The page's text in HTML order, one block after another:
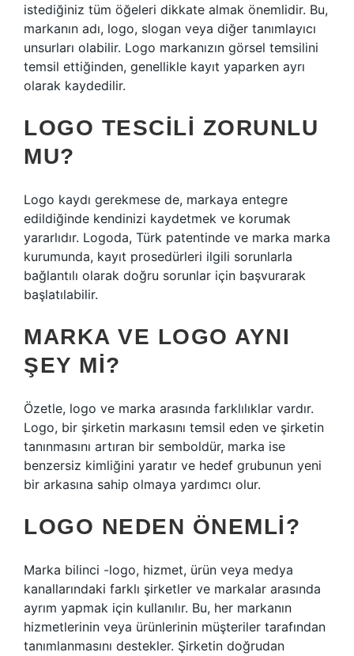
istediğiniz tüm öğeleri dikkate almak önemlidir. Bu,
markanın adı, logo, slogan veya diğer tanımlayıcı
unsurları olabilir. Logo markanızın görsel temsilini
temsil ettiğinden, genellikle kayıt yaparken ayrı
olarak kaydedilir.
LOGO TESCILI ZORUNLU
MU?
Logo kaydı gerekmese de, markaya entegre
edildiğinde kendinizi kaydetmek ve korumak
yararlıdır. Logoda, Türk patentinde ve marka marka
kurumunda, kayıt prosedürleri ilgili sorunlarla
bağlantılı olarak doğru sorunlar için başvurarak
başlatılabilir.
MARKA VE LOGO AYNI
ŞEY MI?
Özetle, logo ve marka arasında farklılıklar vardır.
Logo, bir şirketin markasını temsil eden ve şirketin
tanınmasını artıran bir semboldür, marka ise
benzersiz kimliğini yaratır ve hedef grubunun yeni
bir arkasına sahip olmaya yardımcı olur.
LOGO NEDEN ÖNEMLI?
Marka bilinci -logo, hizmet, ürün veya medya
kanallarındaki farklı şirketler ve markalar arasında
ayrım yapmak için kullanılır. Bu, her markanın
hizmetlerinin veya ürünlerinin müşteriler tarafından
tanımlanmasını destekler. Şirketin doğrudan